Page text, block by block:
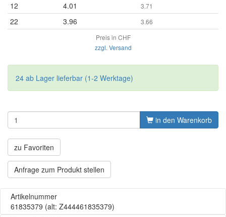
12 4.01 3.71
22 3.96
3.66
Preis in CHF
zzgl. Versand
24 ab Lager lieferbar (1-2 Werktage)
in den Warenkorb
zu Favoriten
Anfrage zum Produkt stellen
Artikelnummer
61835379 (alt: Z444461835379)